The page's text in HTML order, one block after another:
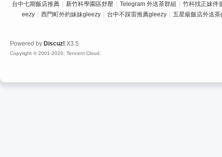
台中七期飯店推薦
新竹科學園區舒壓 Telegram 外送茶群組
竹科找正妹伴
eezy
西門町外約妹妹gleezy 台中不踩雷推薦gleezy 五星級飯店外送
Powered by Discuz! X3.5
Copyright © 2001-2020, Tencent Cloud.